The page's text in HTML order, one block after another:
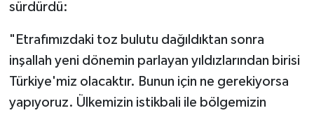
sürdürdü:
"Etrafımızdaki toz bulutu dağıldıktan sonra
inşallah yeni dönemin parlayan yıldızlarından birisi
Türkiye'miz olacaktır. Bunun için ne gerekiyorsa
yapıyoruz. Ülkemizin istikbali ile bölgemizin
Mersin Müftülüğü
Muğla Müftülüğü